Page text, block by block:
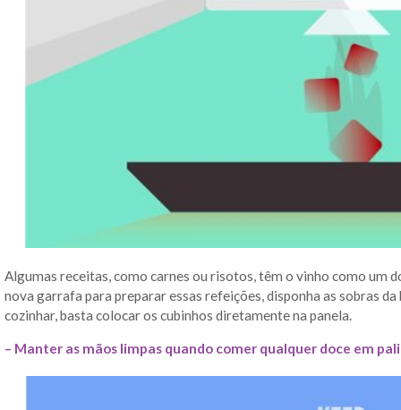
Algumas receitas, como carnes ou risotos, têm o vinho como um
nova garrafa para preparar essas refeições, disponha as sobras
cozinhar, basta colocar os cubinhos diretamente na panela.
– Manter as mãos limpas quando comer qualquer doce em